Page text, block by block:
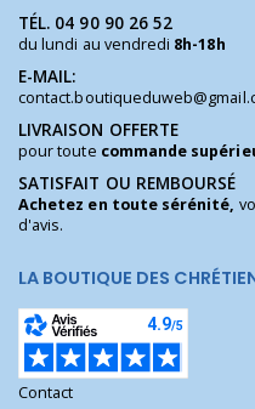
TÉL. 04 90 90 26 52
du lundi au vendredi 8h-18h
E-MAIL:
LIVRAISON OFFERTE
pour toute commande
SATISFAIT OU REMBOURSÉ
Achetez en toute sérénité,
d'avis.
LA BOUTIQUE DES
Contact